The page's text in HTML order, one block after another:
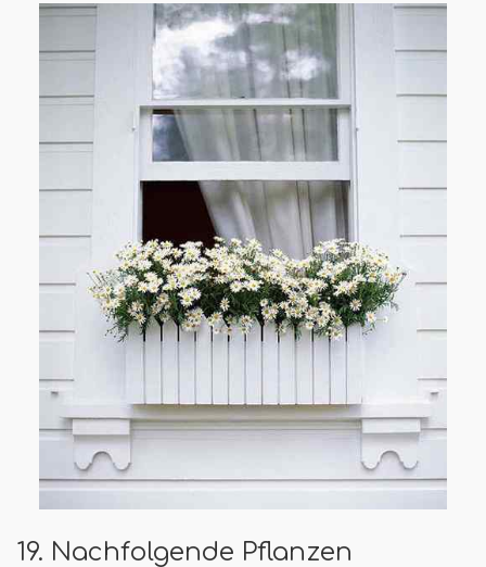
19. Nachfolgende Pflanzen